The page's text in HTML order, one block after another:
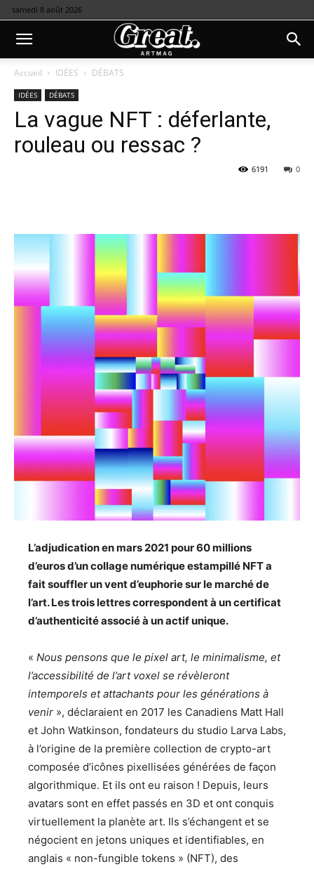
samedi 8 août 2026
Accueil IDÉES DÉBATS
IDÉES DÉBATS
La vague NFT : déferlante,
rouleau ou ressac ?
0
6191
L’adjudication en mars 2021 pour 60 millions
d’euros d’un collage numérique estampillé NFT a
fait souffler un vent d’euphorie sur le marché de
l’art. Les trois lettres correspondent à un certificat
d’authenticité associé à un actif unique.
« Nous pensons que le pixel art, le minimalisme, et
l’accessibilité de l’art voxel se révèleront
intemporels et attachants pour les générations à
venir », déclaraient en 2017 les Canadiens Matt Hall
et John Watkinson, fondateurs du studio Larva Labs,
à l’origine de la première collection de crypto-art
composée d’icônes pixellisées générées de façon
algorithmique. Et ils ont eu raison ! Depuis, leurs
avatars sont en effet passés en 3D et ont conquis
virtuellement la planète art. Ils s’échangent et se
négocient en jetons uniques et identifiables, en
anglais « non-fungible tokens » (NFT), des